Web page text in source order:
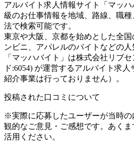
アルバイト求人情報サイト「マッ
級のお仕事情報を地域、路線、職
法で検索可能です。
東京や大阪、京都を始めとした全
ンビニ、アパレルのバイトなどの人
「マッハバイト」は株式会社リブ
ド:6054) が運営するアルバイト求
紹介事業は行っておりません）。
投稿された口コミについて
※実際に応募したユーザーが当時
観的なご意見・ご感想です。あく
活用ください。